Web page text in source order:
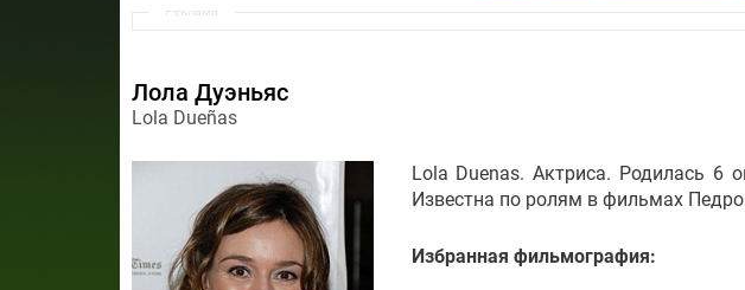
Реклама
Лола Дуэньяс
Lola Dueñas
Lola Duenas. Актриса. Родилась 6
Известна по ролям в фильмах
Избранная фильмография: